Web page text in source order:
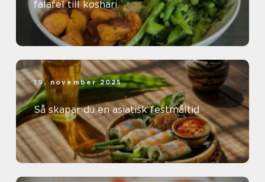
falafel till koshari
19. november 2025
Så skapar du en asiatisk festmåltid